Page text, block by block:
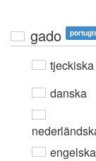
gado
tjeckiska
danska
engelska